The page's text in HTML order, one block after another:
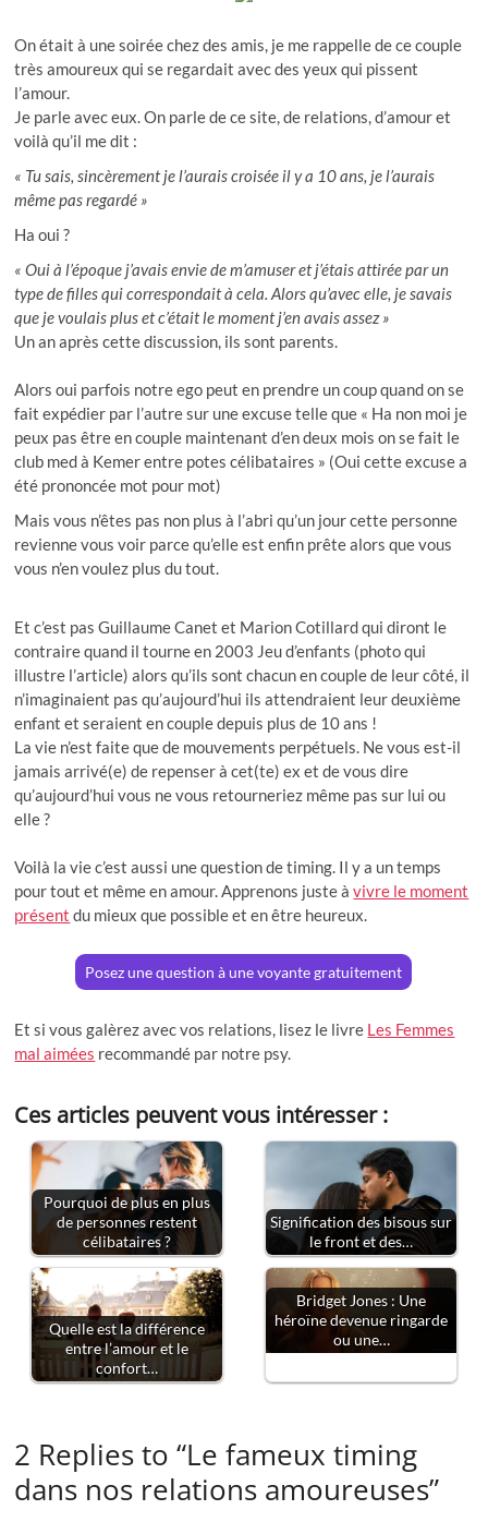
On était à une soirée chez des amis, je me rappelle de ce couple
très amoureux qui se regardait avec des yeux qui pissent
l’amour.
Je parle avec eux. On parle de ce site, de relations, d’amour et
voilà qu’il me dit :
« Tu sais, sincèrement je l’aurais croisée il y a 10 ans, je l’aurais
même pas regardé »
Ha oui ?
« Oui à l’époque j’avais envie de m’amuser et j’étais attirée par un
type de filles qui correspondait à cela. Alors qu’avec elle, je savais
que je voulais plus et c’était le moment j’en avais assez »
Un an après cette discussion, ils sont parents.
Alors oui parfois notre ego peut en prendre un coup quand on se
fait expédier par l’autre sur une excuse telle que « Ha non moi je
peux pas être en couple maintenant d’en deux mois on se fait le
club med à Kemer entre potes célibataires » (Oui cette excuse a
été prononcée mot pour mot)
Mais vous n’êtes pas non plus à l’abri qu’un jour cette personne
revienne vous voir parce qu’elle est enfin prête alors que vous
vous n’en voulez plus du tout.
Et c’est pas Guillaume Canet et Marion Cotillard qui diront le
contraire quand il tourne en 2003 Jeu d’enfants (photo qui
illustre l’article) alors qu’ils sont chacun en couple de leur côté, il
n’imaginaient pas qu’aujourd’hui ils attendraient leur deuxième
enfant et seraient en couple depuis plus de 10 ans !
La vie n’est faite que de mouvements perpétuels. Ne vous est-il
jamais arrivé(e) de repenser à cet(te) ex et de vous dire
qu’aujourd’hui vous ne vous retourneriez même pas sur lui ou
elle ?
Voilà la vie c’est aussi une question de timing. Il y a un temps
pour tout et même en amour. Apprenons juste àvivre le moment
présent du mieux que possible et en être heureux.
Posez une question à une voyante gratuitement
Et si vous galèrez avec vos relations, lisez le livre Les Femmes
mal aimées recommandé par notre psy.
Ces articles peuvent vous intéresser :
Pourquoi de plus en plus
de personnes restent
célibataires ?
Signification des bisous sur
le front et des…
Quelle est la différence
entre l’amour et le
confort…
Bridget Jones : Une
héroïne devenue ringarde
ou une…
2 Replies to “Le fameux timing
dans nos relations amoureuses”